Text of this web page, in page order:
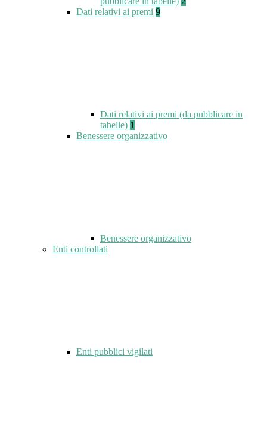
Dati relativi ai premi 9
Dati relativi ai premi (da pubblicare in
tabelle) 1
Benessere organizzativo
Benessere organizzativo
Enti controllati
Enti pubblici vigilati